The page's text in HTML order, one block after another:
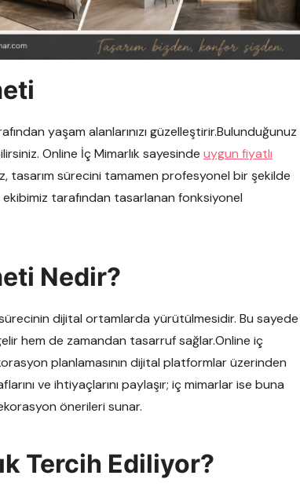
yaşam alanlarınızı güzelleştirir.Bulunduğunuz
Online İç Mimarlık sayesinde uygun fiyatlı
tasarım sürecini tamamen profesyonel bir şekilde
tarafından tasarlanan fonksiyonel
Nedir?
dijital ortamlarda yürütülmesidir. Bu sayede
hem de zamandan tasarruf sağlar.Online iç
planlamasının dijital platformlar üzerinden
ve ihtiyaçlarını paylaşır; iç mimarlar ise buna
önerileri sunar.
Tercih Ediliyor?